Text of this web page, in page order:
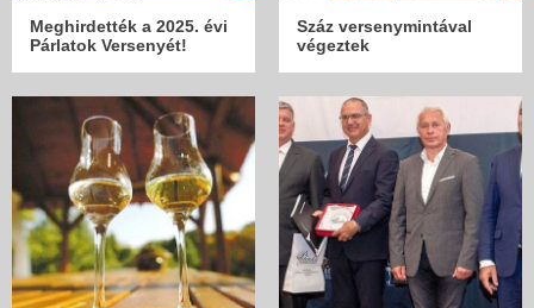
Meghirdették a 2025. évi
Párlatok Versenyét!
Száz versenymintával
végeztek